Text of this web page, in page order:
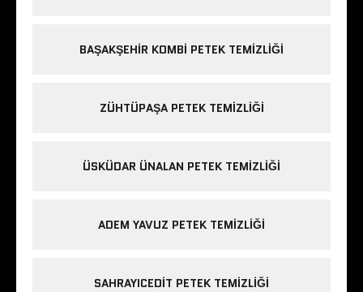
BAŞAKŞEHIR KOMBI PETEK TEMIZLIĞI
ZÜHTÜPAŞA PETEK TEMIZLIĞI
ÜSKÜDAR ÜNALAN PETEK TEMIZLIĞI
ADEM YAVUZ PETEK TEMIZLIĞI
SAHRAYICEDIT PETEK TEMIZLIĞI